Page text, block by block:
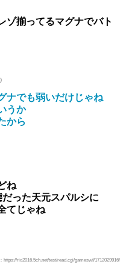
ゾ揃ってるマグナでバト
ナでも弱いだけじゃね
うか
から
ね
った天元スパルシに
てじゃね
https://rio2016.5ch.net/test/read.cgi/gameswf/1712029916/